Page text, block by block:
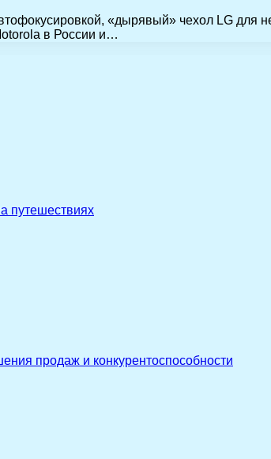
«дырявый» чехол LG
в России и…
путешествиях
продаж и конкурентоспособности